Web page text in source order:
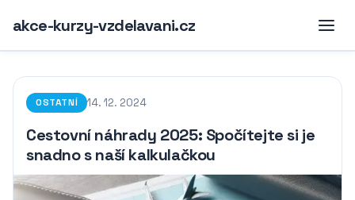
akce-kurzy-vzdelavani.cz
OSTATNÍ 14. 12. 2024
Cestovní náhrady 2025: Spočítejte si je
snadno s naší kalkulačkou